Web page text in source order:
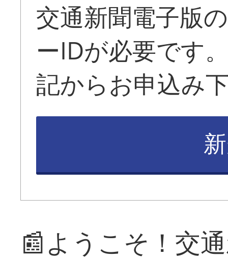
交通新聞電子版
ーIDが必要です
記からお申込み
📰ようこそ！交